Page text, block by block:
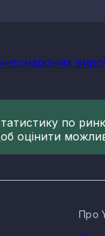
по
оцінити
Про